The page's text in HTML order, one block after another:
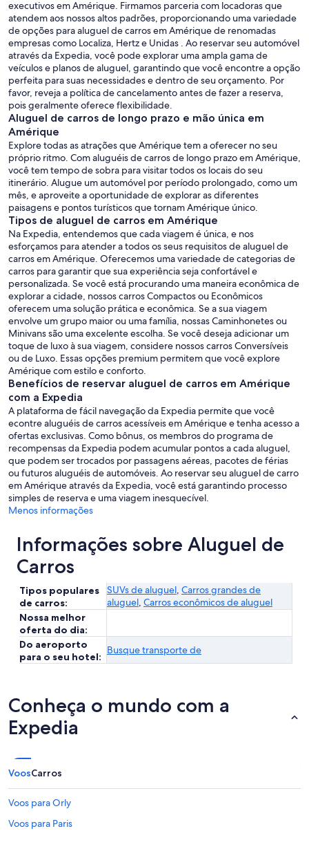
executivos em Amérique. Firmamos parceria com locadoras que
atendem aos nossos altos padrões, proporcionando uma variedade
de opções para aluguel de carros em Amérique de renomadas
empresas como Localiza, Hertz e Unidas . Ao reservar seu automóvel
através da Expedia, você pode explorar uma ampla gama de
veículos e planos de aluguel, garantindo que você encontre a opção
perfeita para suas necessidades e dentro de seu orçamento. Por
favor, reveja a política de cancelamento antes de fazer a reserva,
pois geralmente oferece flexibilidade.
Aluguel de carros de longo prazo e mão única em
Amérique
Explore todas as atrações que Amérique tem a oferecer no seu
próprio ritmo. Com aluguéis de carros de longo prazo em Amérique,
você tem tempo de sobra para visitar todos os locais do seu
itinerário. Alugue um automóvel por período prolongado, como um
mês, e aproveite a oportunidade de explorar as diferentes
paisagens e pontos turísticos que tornam Amérique único.
Tipos de aluguel de carros em Amérique
Na Expedia, entendemos que cada viagem é única, e nos
esforçamos para atender a todos os seus requisitos de aluguel de
carros em Amérique. Oferecemos uma variedade de categorias de
carros para garantir que sua experiência seja confortável e
personalizada. Se você está procurando uma maneira econômica de
explorar a cidade, nossos carros Compactos ou Econômicos
oferecem uma solução prática e econômica. Se a sua viagem
envolve um grupo maior ou uma família, nossas Caminhonetes ou
Minivans são uma excelente escolha. Se você deseja adicionar um
toque de luxo à sua viagem, considere nossos carros Conversíveis
ou de Luxo. Essas opções premium permitem que você explore
Amérique com estilo e conforto.
Benefícios de reservar aluguel de carros em Amérique
com a Expedia
A plataforma de fácil navegação da Expedia permite que você
econtre aluguéis de carros acessíveis em Amérique e tenha acesso a
ofertas exclusivas. Como bônus, os membros do programa de
recompensas da Expedia podem acumular pontos a cada aluguel,
que podem ser trocados por passagens aéreas, pacotes de férias
ou futuros aluguéis de automóveis. Ao reservar seu aluguel de carro
em Amérique através da Expedia, você está garantindo processo
simples de reserva e uma viagem inesquecível.
Menos informações
Informações sobre Aluguel de
Carros
Tipos populares
de carros:
SUVs de aluguel, Carros grandes de
aluguel, Carros econômicos de aluguel
Nossa melhor
oferta do dia:
Do aeroporto
para o seu hotel:
Busque transporte de
Conheça o mundo com a
Expedia
VoosCarros
Voos para Orly
Voos para Paris